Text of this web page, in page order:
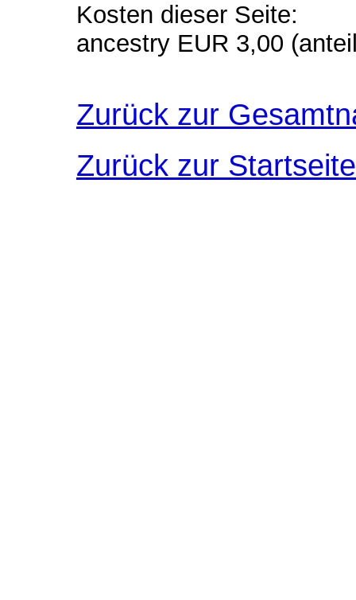
Kosten dieser Seite:
ancestry EUR 3,00
Zurück zur
Zurück zur Startseite